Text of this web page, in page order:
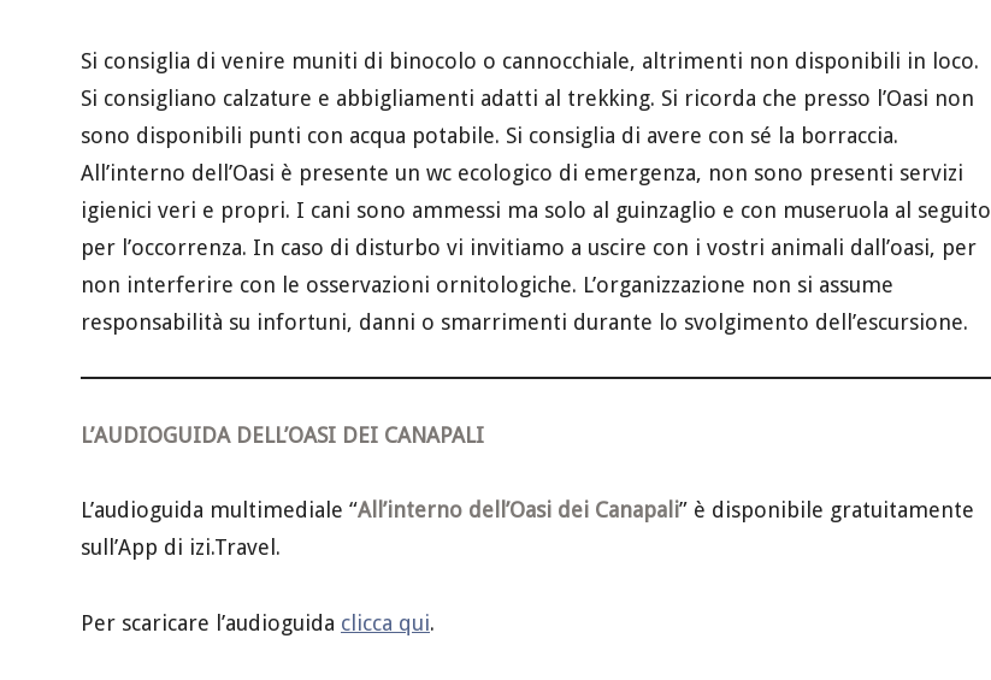
Si consiglia di venire muniti di binocolo o cannocchiale, altrimenti non disponibili in loco.
Si consigliano calzature e abbigliamenti adatti al trekking. Si ricorda che presso l’Oasi non
sono disponibili punti con acqua potabile. Si consiglia di avere con sé la borraccia.
All’interno dell’Oasi è presente un wc ecologico di emergenza, non sono presenti servizi
igienici veri e propri. I cani sono ammessi ma solo al guinzaglio e con museruola al seguito
per l’occorrenza. In caso di disturbo vi invitiamo a uscire con i vostri animali dall’oasi, per
non interferire con le osservazioni ornitologiche. L’organizzazione non si assume
responsabilità su infortuni, danni o smarrimenti durante lo svolgimento dell’escursione.
L’AUDIOGUIDA DELL’OASI DEI CANAPALI
L’audioguida multimediale “All’interno dell’Oasi dei Canapali” è disponibile gratuitamente
sull’App di izi.Travel.
Per scaricare l’audioguida clicca qui.